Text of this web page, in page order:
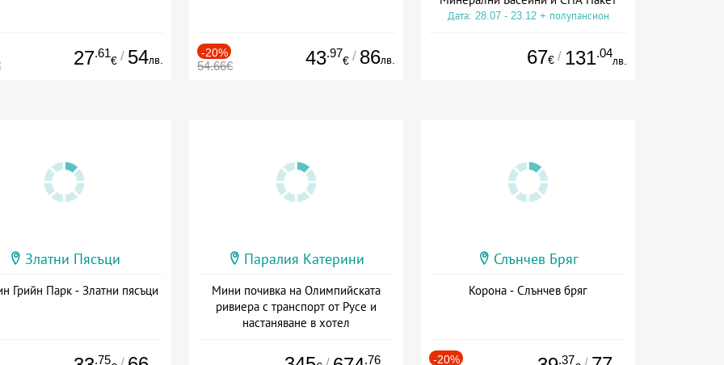
27.61
€ / 54лв.
-20%
54.66€ 43.97
€ / 86лв.
Дата: 28.07 - 23.12 + полупансион
67€ / 131.04
лв.
Златни Пясъци
Грийн Парк - Златни пясъци
.75
Паралия Катерини
Мини почивка на Олимпийската
ривиера с транспорт от Русе и
настаняване в хотел
.76
Слънчев Бряг
Корона - Слънчев бряг
-20% .37